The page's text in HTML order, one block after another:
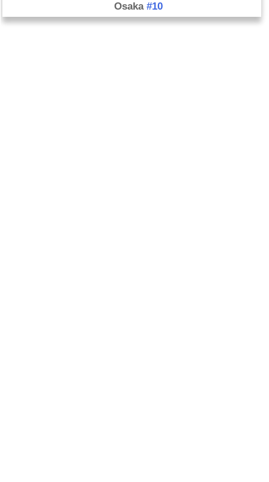
Osaka #10